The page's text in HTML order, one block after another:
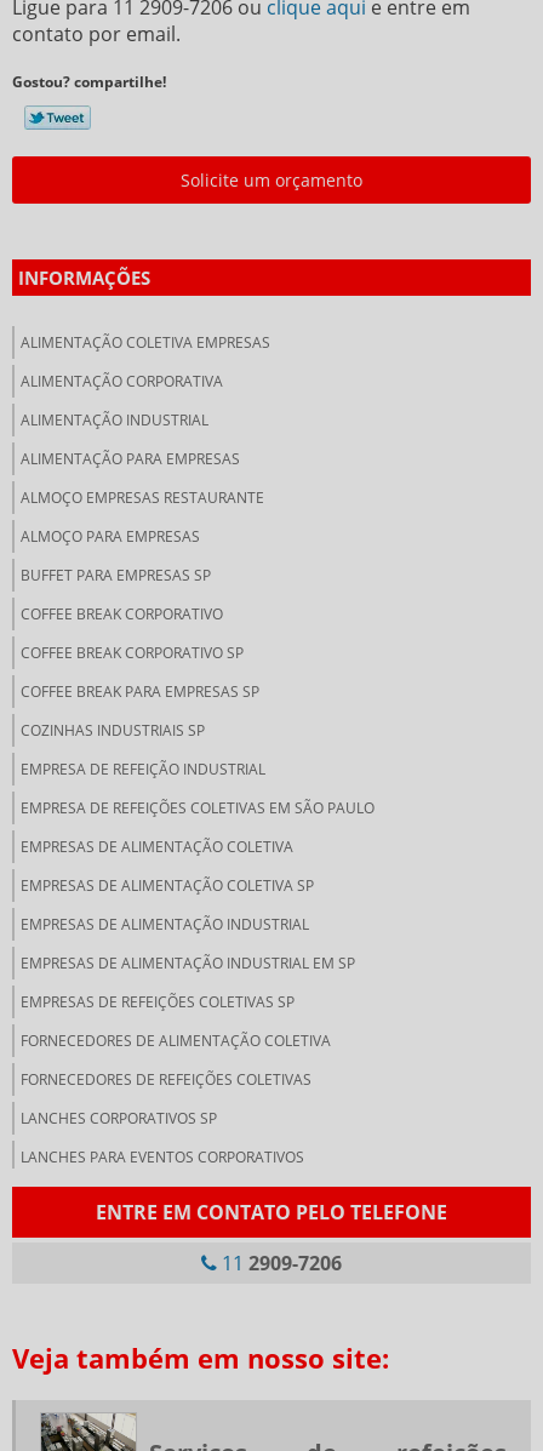
Ligue para 11 2909-7206 ou clique aqui e entre em
contato por email.
Gostou? compartilhe!
Solicite um orçamento
INFORMAÇÕES
ALIMENTAÇÃO COLETIVA EMPRESAS
ALIMENTAÇÃO CORPORATIVA
ALIMENTAÇÃO INDUSTRIAL
ALIMENTAÇÃO PARA EMPRESAS
ALMOÇO EMPRESAS RESTAURANTE
ALMOÇO PARA EMPRESAS
BUFFET PARA EMPRESAS SP
COFFEE BREAK CORPORATIVO
COFFEE BREAK CORPORATIVO SP
COFFEE BREAK PARA EMPRESAS SP
COZINHAS INDUSTRIAIS SP
EMPRESA DE REFEIÇÃO INDUSTRIAL
EMPRESA DE REFEIÇÕES COLETIVAS EM SÃO PAULO
EMPRESAS DE ALIMENTAÇÃO COLETIVA
EMPRESAS DE ALIMENTAÇÃO COLETIVA SP
EMPRESAS DE ALIMENTAÇÃO INDUSTRIAL
EMPRESAS DE ALIMENTAÇÃO INDUSTRIAL EM SP
EMPRESAS DE REFEIÇÕES COLETIVAS SP
FORNECEDORES DE ALIMENTAÇÃO COLETIVA
FORNECEDORES DE REFEIÇÕES COLETIVAS
LANCHES CORPORATIVOS SP
LANCHES PARA EVENTOS CORPORATIVOS
LANCHONETE PARA EMPRESAS
RESTAURANTE DE COLETIVIDADE
RESTAURANTES INDUSTRIAIS SP
ENTRE EM CONTATO PELO TELEFONE
11 2909-7206
Veja também em nosso site: